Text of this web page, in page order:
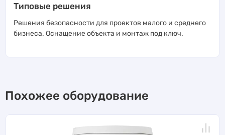
Типовые решения
Решения безопасности для проектов малого и среднего
бизнеса. Оснащение объекта и монтаж под ключ.
Похожее оборудование